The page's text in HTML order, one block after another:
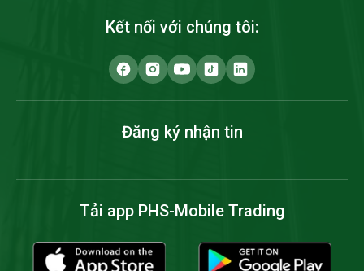
Kết nối với chúng tôi:
Đăng ký nhận tin
Tải app PHS-Mobile Trading